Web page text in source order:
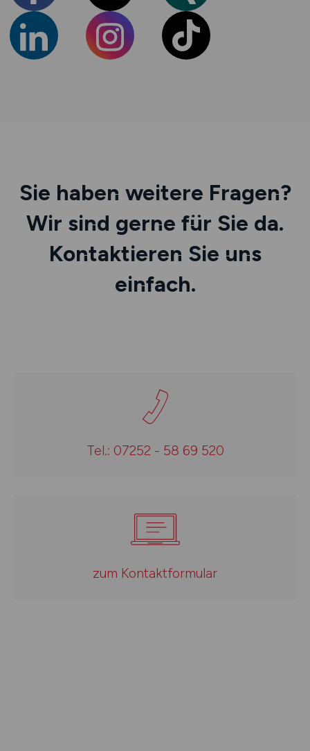
Sie haben weitere Fragen?
Wir sind gerne für Sie da.
Kontaktieren Sie uns
einfach.
Tel.: 07252 - 58 69 520
zum Kontaktformular